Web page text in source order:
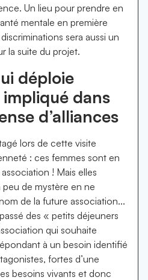
Un lieu pour prendre en
mentale en première
sera aussi un
la suite du projet.
déploie
dans
d’alliances
lors de cette visite
: ces femmes sont en
! Mais elles
de mystère en ne
de la future association...
des « petits déjeuners
qui souhaite
à un besoin identifié
fortes d’une
besoins vivants et donc